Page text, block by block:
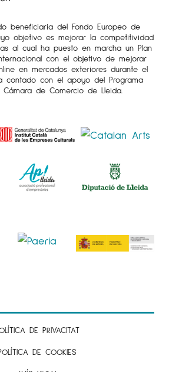
beneficiaria del Fondo Europeo de
objetivo es mejorar la competitividad
al cual ha puesto en marcha un Plan
con el objetivo de mejorar
en mercados exteriores durante el
contado con el apoyo del Programa
Cámara de Comercio de Lleida.
DE PRIVACITAT
DE COOKIES